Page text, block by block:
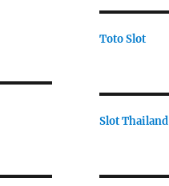
Toto Slot
Slot Thailand